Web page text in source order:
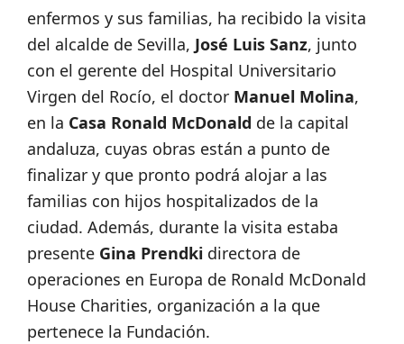
enfermos y sus familias, ha recibido la visita
del alcalde de Sevilla, José Luis Sanz, junto
con el gerente del Hospital Universitario
Virgen del Rocío, el doctor Manuel Molina,
en la Casa Ronald McDonald de la capital
andaluza, cuyas obras están a punto de
finalizar y que pronto podrá alojar a las
familias con hijos hospitalizados de la
ciudad. Además, durante la visita estaba
presente Gina Prendki directora de
operaciones en Europa de Ronald McDonald
House Charities, organización a la que
pertenece la Fundación.